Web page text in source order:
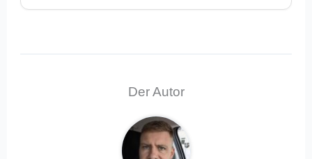
Der Autor